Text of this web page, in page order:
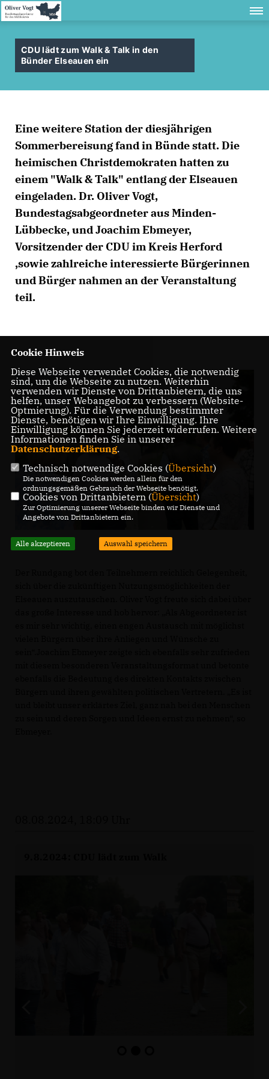
CDU lädt zum Walk & Talk in den
Bünder Elseauen ein
Eine weitere Station der diesjährigen
Sommerbereisung fand in Bünde statt. Die
heimischen Christdemokraten hatten zu
einem "Walk & Talk" entlang der Elseauen
eingeladen. Dr. Oliver Vogt,
Bundestagsabgeordneter aus Minden-
Lübbecke, und Joachim Ebmeyer,
Vorsitzender der CDU im Kreis Herford
,sowie zahlreiche interessierte Bürgerinnen
und Bürger nahmen an der Veranstaltung
teil.
Cookie Hinweis
Diese Webseite verwendet Cookies, die notwendig
sind, um die Webseite zu nutzen. Weiterhin
verwenden wir Dienste von Drittanbietern, die uns
helfen, unser Webangebot zu verbessern (Website-
Optmierung). Für die Verwendung bestimmter
Dienste, benötigen wir Ihre Einwilligung. Ihre
Einwilligung können Sie jederzeit widerrufen. Weitere
Informationen finden Sie in unserer
Datenschutzerklärung.
Technisch notwendige Cookies (Übersicht)
Die notwendigen Cookies werden allein für den
ordnungsgemäßen Gebrauch der Webseite benötigt.
Cookies von Drittanbietern (Übersicht)
Zur Optimierung unserer Webseite binden wir Dienste und
Angebote von Drittanbietern ein.
Alle akzeptieren Auswahl speichern